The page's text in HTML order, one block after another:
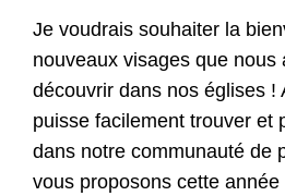
Je voudrais souhaiter la
nouveaux visages que nous
découvrir dans nos églises !
puisse facilement trouver et
dans notre communauté de
vous proposons cette